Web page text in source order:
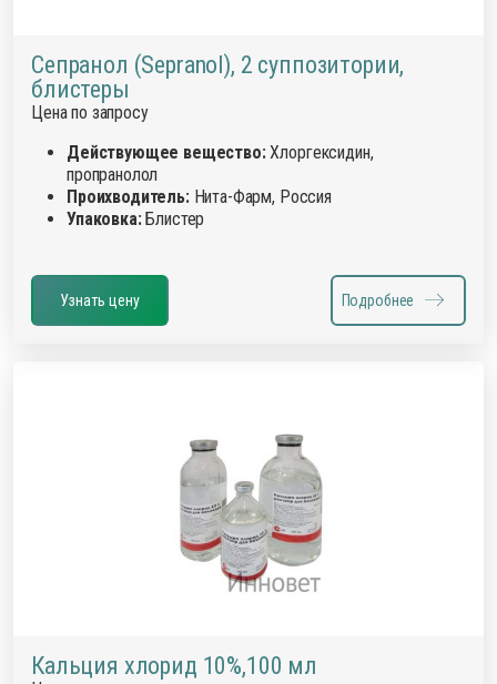
Сепранол (Sepranol), 2 суппозитории,
блистеры
Цена по запросу
Действующее вещество:Хлоргексидин,
пропранолол
Проихводитель:Нита-Фарм, Россия
Упаковка:Блистер
Узнать цену Подробнее
Кальция хлорид 10%,100 мл